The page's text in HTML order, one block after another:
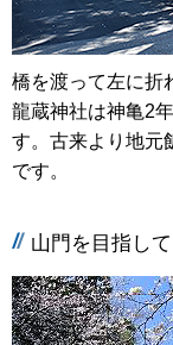
橋を渡って左に折
龍蔵神社は神亀2
す。古来より地元
です。
山門を目指し